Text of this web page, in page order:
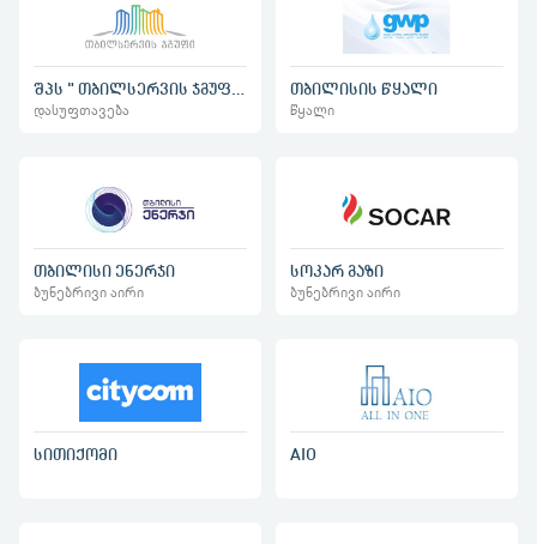
დასუფთავება
თბილისის წყალი
წყალი
თბილისი ენერჯი
ბუნებრივი აირი
სოკარ გაზი
ბუნებრივი აირი
სითიქომი AIO